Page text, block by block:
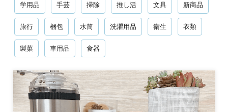
学用品 手芸 掃除 推し活 文具 新商品
旅行 梱包 水筒 洗濯用品 衛生 衣類
製菓 車用品 食器